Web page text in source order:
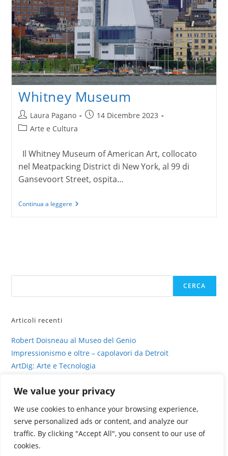
We value your privacy
We use cookies to enhance your browsing experience,
serve personalized ads or content, and analyze our
traffic. By clicking "Accept All", you consent to our use of
cookies.
Whitney Museum
Autore
dell'articolo:
Laura Pagano
Articolo14 Dicembre 2023
Categoria
Arte e Cultura
Il Whitney Museum of American Art, collocato
nel Meatpacking District di New York, al 99 di
Gansevoort Street, ospita…
Continua a leggereWhitney
CERCA
Articoli recenti
Robert Doisneau al Museo del Genio
Impressionismo e oltre – capolavori da Detroit
ArtDig: Arte e Tecnologia
La fotografia viva di Valentina Murabito